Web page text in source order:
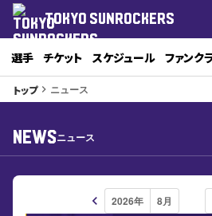
TOKYO SUNROCKERS
選手 チケット スケジュール ファンク
トップkeyboard_arrow_right ニュース
NEWSニュース
keyboard_arrow_left